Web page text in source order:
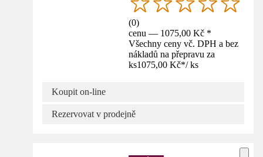
(0)
cenu — 1075,00 Kč *
Všechny ceny vč. DPH a bez
nákladů na přepravu za
ks1075,00 Kč*/ ks
Koupit on-line
Rezervovat v prodejně